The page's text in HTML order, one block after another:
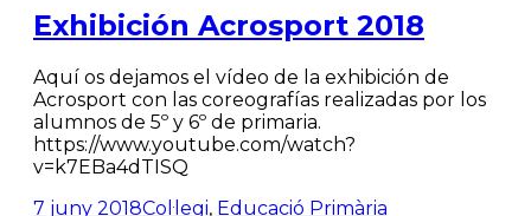
Exhibición Acrosport 2018
Aquí os dejamos el vídeo de la exhibición de
Acrosport con las coreografías realizadas por los
alumnos de 5º y 6º de primaria.
https://www.youtube.com/watch?
v=k7EBa4dTISQ
7 juny 2018Col·legi, Educació Primària